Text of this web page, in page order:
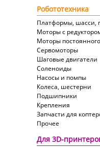
Робототехника
Платформы, шасси,
Моторы с
Моторы
Сервомоторы
Шаговые двигатели
Соленоиды
Насосы и помпы
Колеса, шестерни
Подшипники
Крепления
Запчасти для
Прочее
Для 3D-